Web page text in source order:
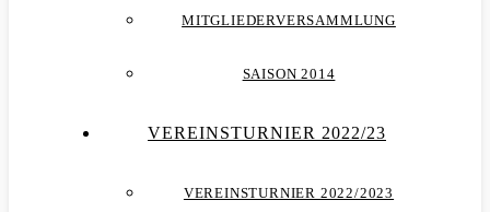
MITGLIEDERVERSAMMLUNG
SAISON 2014
VEREINSTURNIER 2022/23
VEREINSTURNIER 2022/2023